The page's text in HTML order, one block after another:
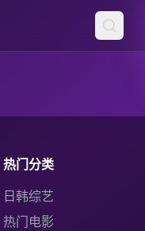
热门分类
日韩综艺
热门电影